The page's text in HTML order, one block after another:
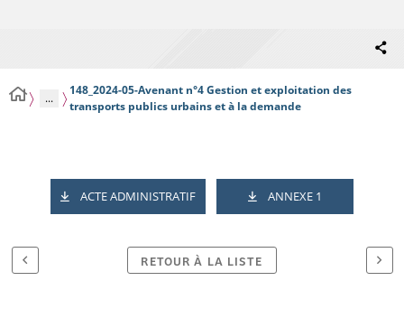
...
148_2024-05-Avenant n°4 Gestion et exploitation des
transports publics urbains et à la demande
ACTE ADMINISTRATIF ANNEXE 1
RETOUR À LA LISTE